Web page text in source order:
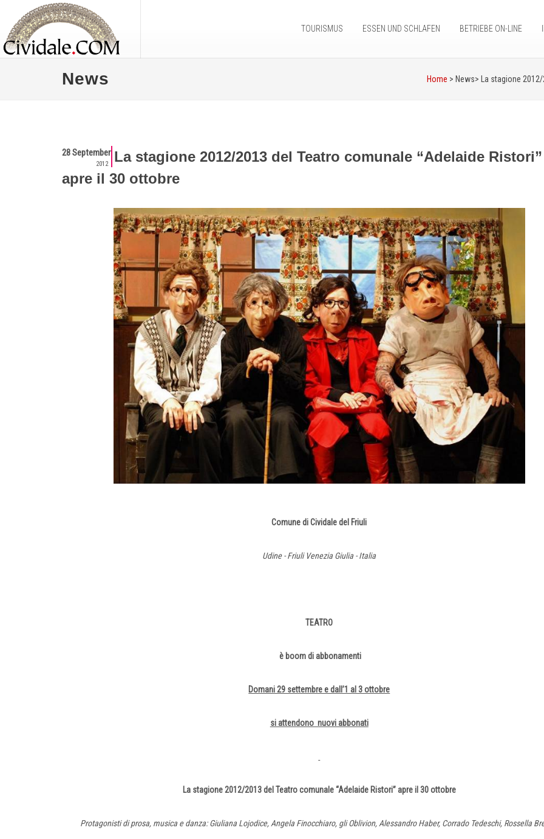
TOURISMUS ESSEN UND SCHLAFEN BETRIEBE ON-LINE
News Home > News> La stagione
28 September
2012
La stagione 2012/2013 del Teatro comunale “Adelaide Ristori”
apre il 30 ottobre
Comune di Cividale del Friuli
Udine - Friuli Venezia Giulia - Italia
TEATRO
è boom di abbonamenti
Domani 29 settembre e dall’1 al 3 ottobre
si attendono nuovi abbonati
La stagione 2012/2013 del Teatro comunale “Adelaide Ristori” apre il 30 ottobre
Protagonisti di prosa, musica e danza: Giuliana Lojodice, Angela Finocchiaro, gli Oblivion, Alessandro Haber, Corrado Tedeschi, Rossella